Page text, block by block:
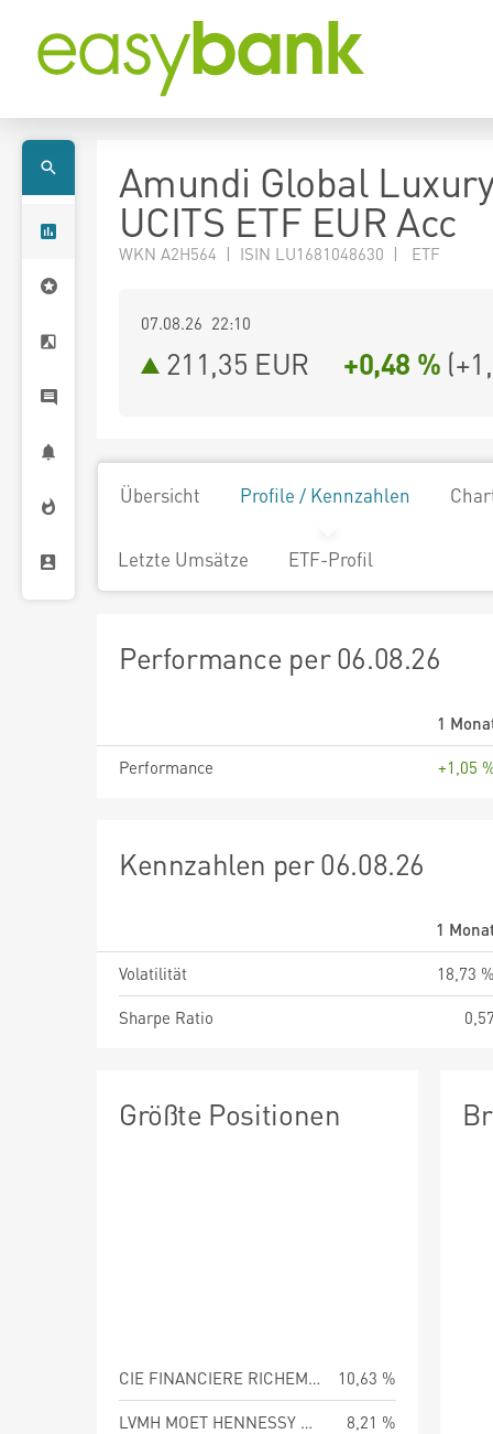
Amundi Global
UCITS ETF EUR Acc
WKN A2H564 | ISIN LU1681048630 | ETF
07.08.26 22:10
211,35 EUR +0,48 % (
Übersicht Profile / Kennzahlen
Letzte Umsätze ETF-Profil
Performance per 06.08.26
1
Performance
+1,05
Kennzahlen per 06.08.26
1
Volatilität
18,73
Sharpe Ratio
Größte Positionen
CIE FINANCIERE RICHEMO-A REG
10,63 %
LVMH MOET HENNESSY LOUIS VUI
8,21 %